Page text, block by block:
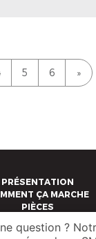
5 6 »
PRÉSENTATION
ÇA MARCHE
PIÈCES
VÉHICULES